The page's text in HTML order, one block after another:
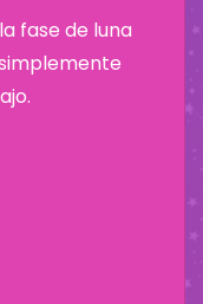
fase de luna